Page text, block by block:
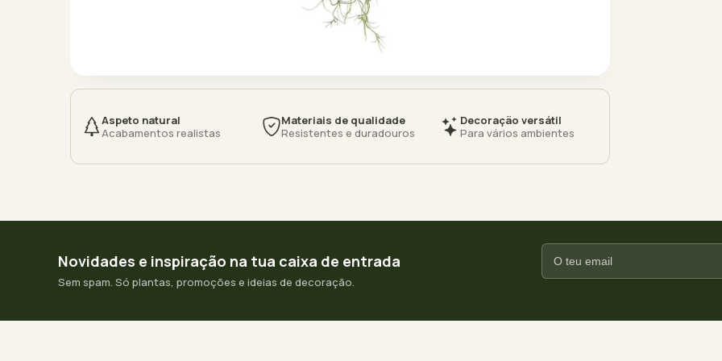
Aspeto natural
Acabamentos realistas
Materiais de qualidade
Resistentes e duradouros
Decoração versátil
Para vários ambientes
Novidades e inspiração na tua caixa de entrada
Sem spam. Só plantas, promoções e ideias de decoração.